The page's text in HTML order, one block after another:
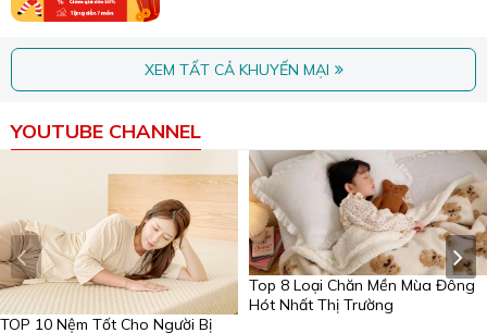
XEM TẤT CẢ KHUYẾN MẠI
YOUTUBE CHANNEL
TOP 10 Nệm Tốt Cho Người Bị
Top 8 Loại Chăn Mền Mùa Đông
Hót Nhất Thị Trường